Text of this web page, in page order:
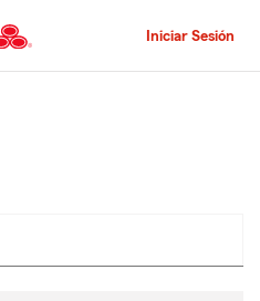
al
contenido
principal
Iniciar Sesión